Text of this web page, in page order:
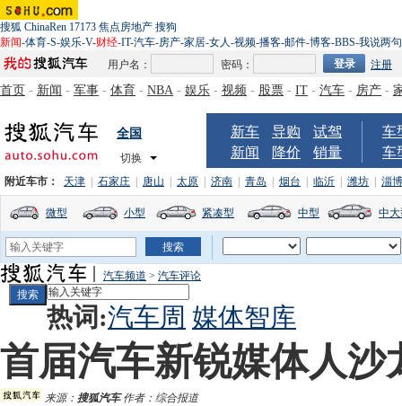
搜狐 ChinaRen 17173 焦点房地产 搜狗
新闻-体育-S-娱乐-V-财经-IT-汽车-房产-家居-女人-视频-播客-邮件-博客-BBS-我说两句
用户名：
密码： 注册
首页 - 新闻 - 军事 - 体育 - NBA - 娱乐 - 视频 - 股票 - IT - 汽车 - 房产 -
全国
切换
新车 导购
试驾
新闻
降价 销量
车
车
附近车市： 天津 石家庄 唐山 太原 济南 青岛 烟台 临沂 潍坊 淄博
微型 小型 紧凑型 中型 中
汽车频道 > 汽车评论
热词:汽车周 媒体智库
首届汽车新锐媒体人
来源： 搜狐汽车作者：综合报道